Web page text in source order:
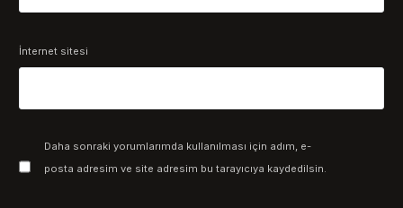
İnternet sitesi
Daha sonraki yorumlarımda kullanılması için adım, e-
posta adresim ve site adresim bu tarayıcıya kaydedilsin.